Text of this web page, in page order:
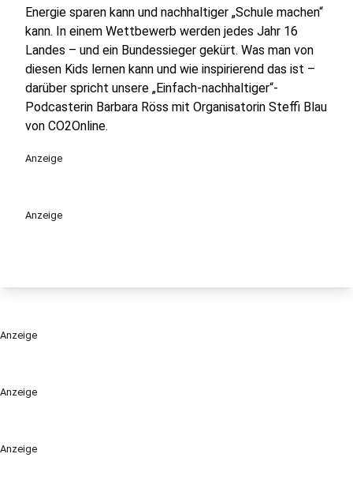
Anzeige
Anzeige
Energie sparen kann und nachhaltiger „Schule machen“
kann. In einem Wettbewerb werden jedes Jahr 16
Landes – und ein Bundessieger gekürt. Was man von
diesen Kids lernen kann und wie inspirierend das ist –
darüber spricht unsere „Einfach-nachhaltiger“-
Podcasterin Barbara Röss mit Organisatorin Steffi Blau
von CO2Online.
Anzeige
Anzeige
Anzeige